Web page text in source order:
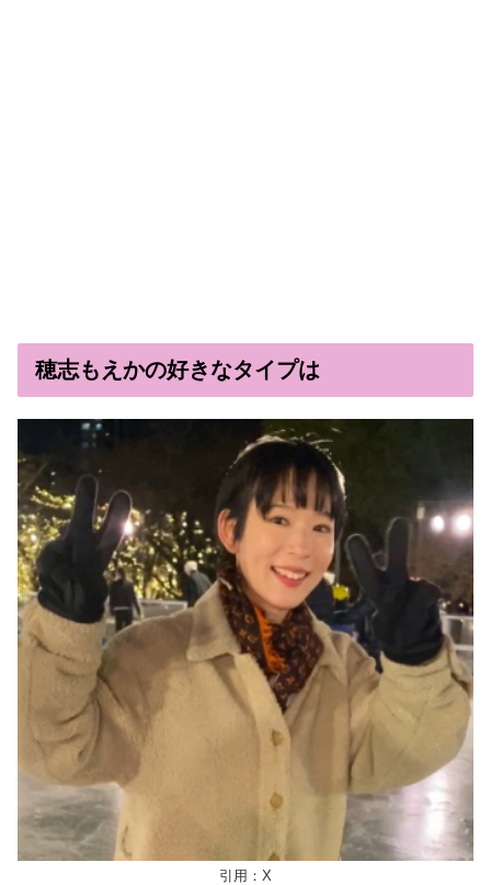
穂志もえかの好きなタイプは
引用：X